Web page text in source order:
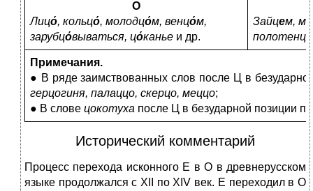
О
Лицό, кольцό, молодцόм, венцόм,
зарубцόвываться, цόканье и др.
Зайцем,
полотенц е
Примечания.
● В ряде заимствованных слов после Ц в
герцогиня, палаццо, скерцо, меццо;
● В слове цокотуха после Ц в безударной позиции
Исторический комментарий
Процесс перехода исконного Е в О в древнерусском
языке продолжался с XII по XIV век. Е переходил в О